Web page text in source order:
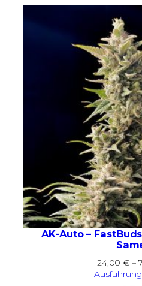
AK-Auto –
24,00€ –